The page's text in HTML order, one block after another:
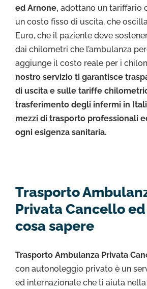
ed Arnone, adottano un tariffario
un costo fisso di uscita, che
Euro, che il paziente deve
dai chilometri che l’ambulanza
aggiunge il costo reale per i
nostro servizio ti garantisce
di uscita e sulle tariffe
trasferimento degli infermi in
mezzi di trasporto professionali
ogni esigenza sanitaria.
Trasporto
Privata Cancello
cosa sapere
Trasporto Ambulanza Privata
con autonoleggio privato è un
ed internazionale che ti aiuta